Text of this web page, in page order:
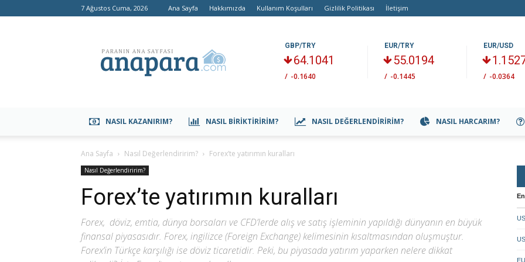
7 Ağustos Cuma, 2026 Ana Sayfa Hakkımızda Kullanım Koşulları Gizlilik Politikası İletişim
GBP/TRY
64.1041
/ -0.1640
EUR/TRY
55.0194
/ -0.1445
EUR/USD
/ -0.0364
NASIL KAZANIRIM? NASIL BIRIKTIRIRIM? NASIL DEĞERLENDIRIRIM? NASIL HARCARIM?
Ana Sayfa Nasıl Değerlendiririm? Forex’te yatırımın kuralları
Nasıl Değerlendiririm?
Forex’te yatırımın kuralları
Forex, döviz, emtia, dünya borsaları ve CFD’lerde alış ve satış işleminin yapıldığı dünyanın en büyük
finansal piyasasıdır. Forex, ingilizce (Foreign Exchange) kelimesinin kısaltmasından oluşmuştur.
Forex’in Türkçe karşılığı ise döviz ticaretidir. Peki, bu piyasada yatırım yaparken nelere dikkat